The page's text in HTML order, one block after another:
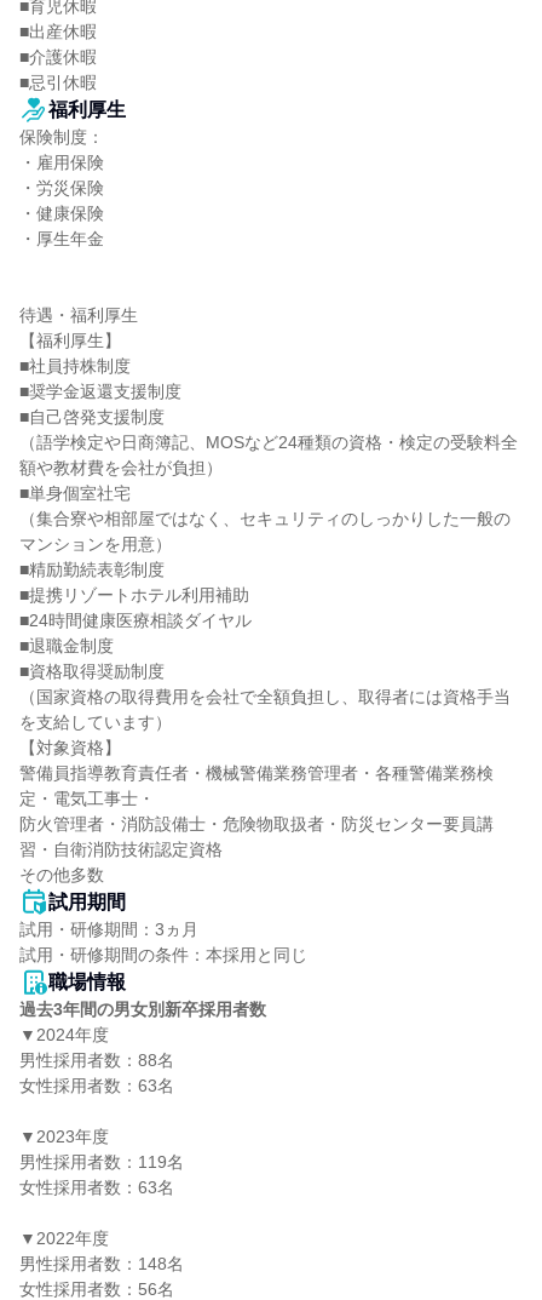
■育児休暇
■出産休暇
■介護休暇
■忌引休暇
福利厚生
保険制度：
・雇用保険
・労災保険
・健康保険
・厚生年金
待遇・福利厚生
【福利厚生】
■社員持株制度
■奨学金返還支援制度
■自己啓発支援制度
（語学検定や日商簿記、MOSなど24種類の資格・検定の受験料全
額や教材費を会社が負担）
■単身個室社宅
（集合寮や相部屋ではなく、セキュリティのしっかりした一般の
マンションを用意）
■精励勤続表彰制度
■提携リゾートホテル利用補助
■24時間健康医療相談ダイヤル
■退職金制度
■資格取得奨励制度
（国家資格の取得費用を会社で全額負担し、取得者には資格手当
を支給しています）
【対象資格】
警備員指導教育責任者・機械警備業務管理者・各種警備業務検
定・電気工事士・
防火管理者・消防設備士・危険物取扱者・防災センター要員講
習・自衛消防技術認定資格
その他多数
試用期間
試用・研修期間：3ヵ月
職場情報
過去3年間の男女別新卒採用者数
▼2024年度
男性採用者数：88名
女性採用者数：63名
▼2023年度
男性採用者数：119名
女性採用者数：63名
▼2022年度
男性採用者数：148名
女性採用者数：56名